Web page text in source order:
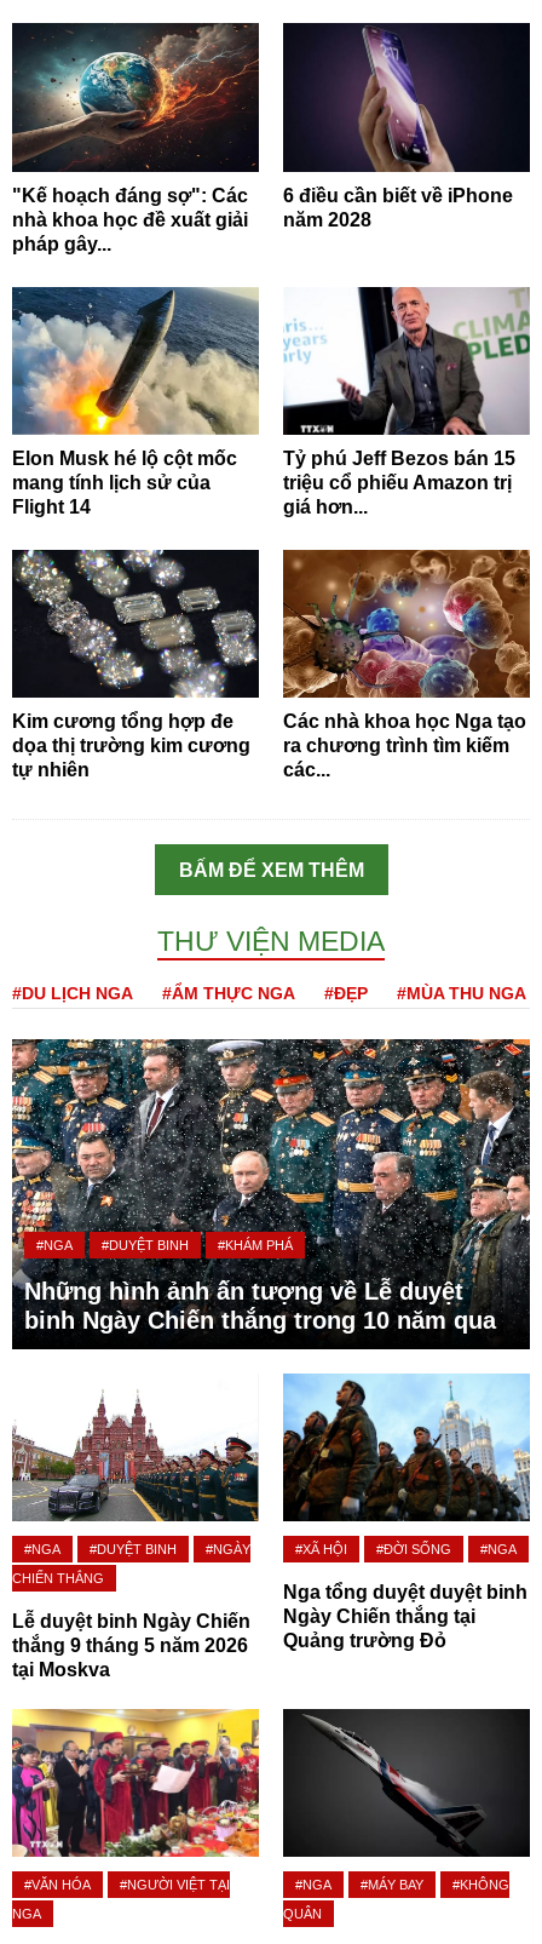
"Kế hoạch đáng sợ": Các
nhà khoa học đề xuất giải
pháp gây...
6 điều cần biết về iPhone
năm 2028
Elon Musk hé lộ cột mốc
mang tính lịch sử của
Flight 14
Tỷ phú Jeff Bezos bán 15
triệu cổ phiếu Amazon trị
giá hơn...
Kim cương tổng hợp đe
dọa thị trường kim cương
tự nhiên
Các nhà khoa học Nga tạo
ra chương trình tìm kiếm
các...
BẤM ĐỂ XEM THÊM
THƯ VIỆN MEDIA
#DU LỊCH NGA #ẨM THỰC NGA #ĐẸP #MÙA THU NGA
#NGA #DUYỆT BINH #KHÁM PHÁ
Những hình ảnh ấn tượng về Lễ duyệt
binh Ngày Chiến thắng trong 10 năm qua
#NGA #DUYỆT BINH
#NGÀY
CHIẾN THẮNG
Lễ duyệt binh Ngày Chiến
thắng 9 tháng 5 năm 2026
tại Moskva
#XÃ HỘI #ĐỜI SỐNG #NGA
Nga tổng duyệt duyệt binh
Ngày Chiến thắng tại
Quảng trường Đỏ
#VĂN HÓA
#NGƯỜI VIỆT TẠI
NGA
#NGA #MÁY BAY
#KHÔNG
QUÂN